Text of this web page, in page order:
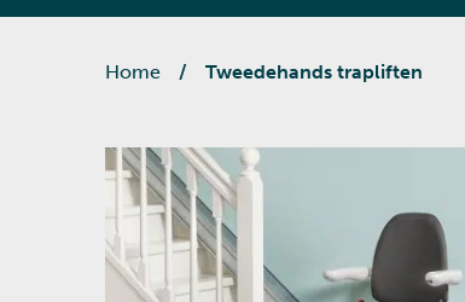
Home / Tweedehands trapliften